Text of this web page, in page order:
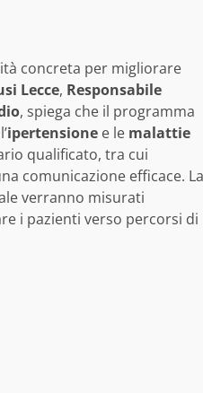
concreta per migliorare
Lecce, Responsabile
, spiega che il programma
ipertensione e le malattie
qualificato, tra cui
comunicazione efficace. La
verranno misurati
i pazienti verso percorsi di